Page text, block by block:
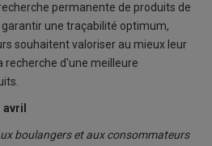
permanente de produits de
une traçabilité optimum,
souhaitent valoriser au mieux leur
recherche d'une meilleure
boulangers et aux consommateurs